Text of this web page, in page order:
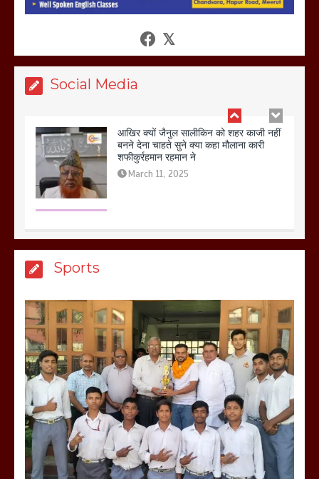
Social Media
आखिर क्यों जैनुल सालीकिन को शहर काजी नहीं
शफीकुर्रहमान रहमान ने
बिजली विभाग से परेशान होकर बागपत में एक संत
ने सरकार को दी आमरण अनशन की चेतावनी
March 8, 2025
March 6, 2025
होलिका रखने पर लात मार कर होलिका को किया
तहस नहस,मोहल्ले वालों के साथ की गई गाली
गलोच ,कहा अगर रखी गई होली तो होगा खून
खराबा,
March 11, 2025
Sports